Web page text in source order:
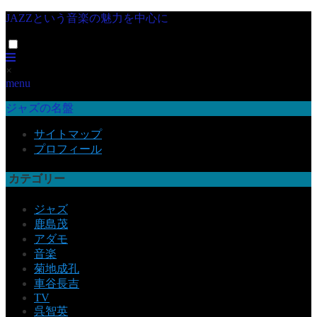
JAZZという音楽の魅力を中心に
×
menu
ジャズの名盤
サイトマップ
プロフィール
カテゴリー
ジャズ
鹿島茂
アダモ
音楽
菊地成孔
車谷長吉
TV
呉智英